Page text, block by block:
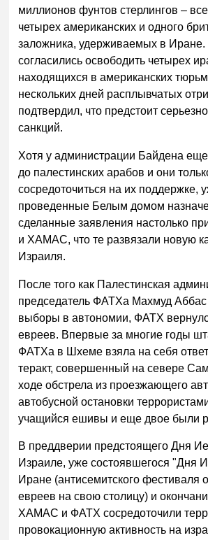
миллионов фунтов стерлингов –
четырех американских и одного
заложника, удерживаемых в
согласились освободить четырех
находящихся в американских
нескольких дней расплывчатых
подтвердил, что предстоит
санкций.
Хотя у администрации Байдена
до палестинских арабов и они
сосредоточиться на их поддержке,
проведенные Белым домом
сделанные заявления настолько
и ХАМАС, что те развязали новую
Израиля.
После того как Палестинская
председатель ФАТХа Махмуд
выборы в автономии, ФАТХ
евреев. Впервые за многие годы
ФАТХа в Шхеме взяла на себя
теракт, совершенный на севере
ходе обстрела из проезжающего
автобусной остановки
учащийся ешивы и еще двое были
В преддверии предстоящего Дня
Израиле, уже состоявшегося "Дня
Иране (антисемитского фестиваля
евреев на свою столицу) и
ХАМАС и ФАТХ сосредоточили
провокационную активность на